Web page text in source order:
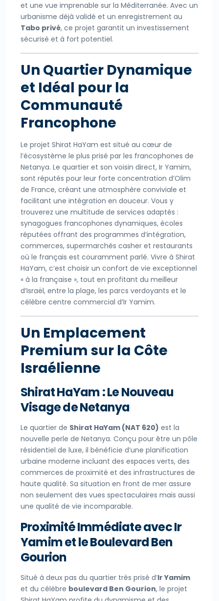
et une vue imprenable sur la Méditerranée. Avec un
urbanisme déjà validé et un enregistrement au
Tabo privé, ce projet garantit un investissement
sécurisé et à fort potentiel.
Un Quartier Dynamique
et Idéal pour la
Communauté
Francophone
Le projet Shirat HaYam est situé au cœur de
l’écosystème le plus prisé par les francophones de
Netanya. Le quartier et son voisin direct, Ir Yamim,
sont réputés pour leur forte concentration d’Olim
de France, créant une atmosphère conviviale et
facilitant une intégration en douceur. Vous y
trouverez une multitude de services adaptés :
synagogues francophones dynamiques, écoles
réputées offrant des programmes d’intégration,
commerces, supermarchés casher et restaurants
où le français est couramment parlé. Vivre à Shirat
HaYam, c’est choisir un confort de vie exceptionnel
« à la française », tout en profitant du meilleur
d’Israël, entre la plage, les parcs verdoyants et le
célèbre centre commercial d’Ir Yamim.
Un Emplacement
Premium sur la Côte
Israélienne
Shirat HaYam : Le Nouveau
Visage de Netanya
Le quartier de Shirat HaYam (NAT 620) est la
nouvelle perle de Netanya. Conçu pour être un pôle
résidentiel de luxe, il bénéficie d’une planification
urbaine moderne incluant des espaces verts, des
commerces de proximité et des infrastructures de
haute qualité. Sa situation en front de mer assure
non seulement des vues spectaculaires mais aussi
une qualité de vie incomparable.
Proximité Immédiate avec Ir
Yamim et le Boulevard Ben
Gourion
Situé à deux pas du quartier très prisé d’Ir Yamim
et du célèbre boulevard Ben Gourion, le projet